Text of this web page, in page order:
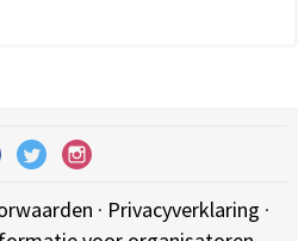
· Privacyverklaring ·